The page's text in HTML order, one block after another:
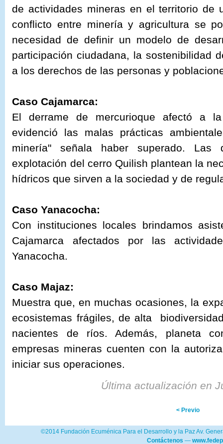
de actividades mineras en el territorio
conflicto entre minería y agricultura se
necesidad de definir un modelo de
participación ciudadana, la sostenibilidad
a los derechos de las personas y
Caso Cajamarca:
El derrame de mercurioque afectó a
evidenció las malas prácticas
minería" señala haber superado.
explotación del cerro Quilish plantean la
hídricos que sirven a la sociedad y de
Caso Yanacocha:
Con instituciones locales brindamos
Cajamarca afectados por las
Yanacocha.
Caso Majaz:
Muestra que, en muchas ocasiones, la
ecosistemas frágiles, de alta
nacientes de ríos. Además, planeta
empresas mineras cuenten con la
iniciar sus operaciones.
Última actualización en
< Previo
©2014 Fundación Ecuménica Para el Desarrollo y la Paz Av.
Contáctenos —